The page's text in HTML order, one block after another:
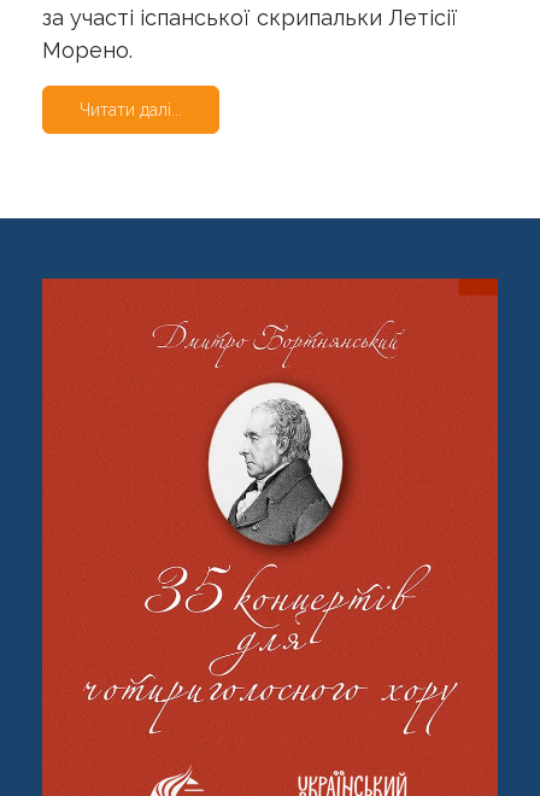
за участі іспанської скрипальки Летісії
Морено.
Читати далі...